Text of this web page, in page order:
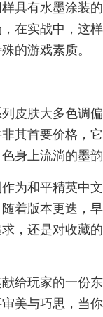
具有水墨涂装
在实战中，这
的游戏素质。
皮肤大多色调
其首要价格，
身上流淌的墨
为和平精英中
着版本更迭，
，还是对收藏
给玩家的一份
美与巧思，当